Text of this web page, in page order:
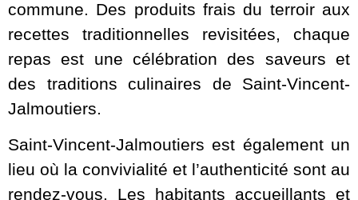
commune. Des produits frais du terroir aux
recettes traditionnelles revisitées, chaque
repas est une célébration des saveurs et
des traditions culinaires de Saint-Vincent-
Jalmoutiers.
Saint-Vincent-Jalmoutiers est également un
lieu où la convivialité et l’authenticité sont au
rendez-vous. Les habitants accueillants et